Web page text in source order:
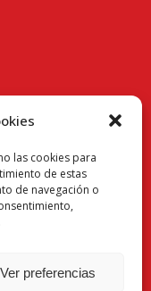
las cookies para
de estas
de navegación o
Ver preferencias